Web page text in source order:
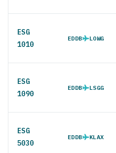
ESG
1010
EDDB LOWG
ESG
1090
EDDB LSGG
ESG
5030
EDDB KLAX